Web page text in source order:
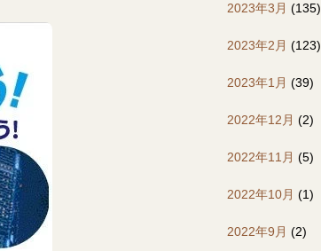
2023年3月 (135)
2023年2月 (123)
2023年1月 (39)
2022年12月 (2)
2022年11月 (5)
2022年10月 (1)
2022年9月 (2)